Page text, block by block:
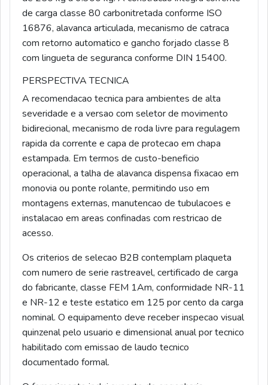
de carga classe 80 carbonitretada conforme ISO
16876, alavanca articulada, mecanismo de catraca
com retorno automatico e gancho forjado classe 8
com lingueta de seguranca conforme DIN 15400.
PERSPECTIVA TECNICA
A recomendacao tecnica para ambientes de alta
severidade e a versao com seletor de movimento
bidirecional, mecanismo de roda livre para regulagem
rapida da corrente e capa de protecao em chapa
estampada. Em termos de custo-beneficio
operacional, a talha de alavanca dispensa fixacao em
monovia ou ponte rolante, permitindo uso em
montagens externas, manutencao de tubulacoes e
instalacao em areas confinadas com restricao de
acesso.
Os criterios de selecao B2B contemplam plaqueta
com numero de serie rastreavel, certificado de carga
do fabricante, classe FEM 1Am, conformidade NR-11
e NR-12 e teste estatico em 125 por cento da carga
nominal. O equipamento deve receber inspecao visual
quinzenal pelo usuario e dimensional anual por tecnico
habilitado com emissao de laudo tecnico
documentado formal.